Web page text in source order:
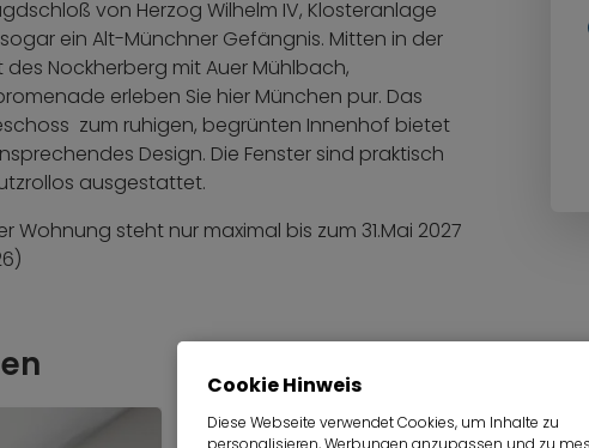
von Herzog Wilhelm IV, Klosteranlage
ein Alt-Münchner Gefängnis. Mitten in der
Nockherberg mit Auer Mühlbach,
erleben Sie hier München pur. Das
zum ruhigen, begrünten Innenhof bietet
Design. Die Fenster sind praktisch
ausgestattet.
Wohnung steht nur maximal bis zum 31.Mai 2027
Cookie Hinweis
Diese Webseite verwendet Cookies, um Inhalte zu
personalisieren, Werbungen anzupassen und zu